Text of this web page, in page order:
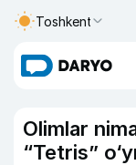
Toshkent
Olimlar
“Tetris”